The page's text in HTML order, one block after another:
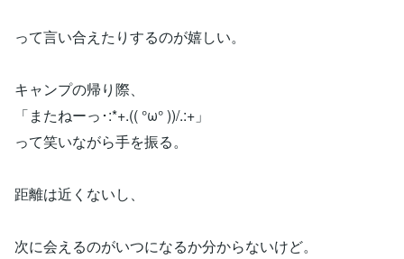
って言い合えたりするのが嬉しい。
キャンプの帰り際、
「またねーっ･:*+.(( °ω° ))/.:+」
って笑いながら手を振る。
距離は近くないし、
次に会えるのがいつになるか分からないけど。